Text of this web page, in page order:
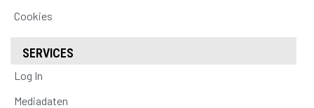
Cookies
SERVICES
Log In
Mediadaten